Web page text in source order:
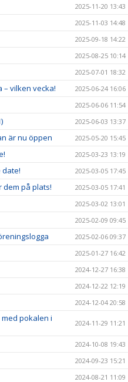
2025-11-20 13:43
2025-11-03 14:48
2025-09-18 14:22
2025-08-25 10:14
2025-07-01 18:32
vilken vecka! 2025-06-24 16:06
2025-06-06 11:54
2025-06-03 13:37
är nu öppen 2025-05-20 15:45
2025-03-23 13:19
date! 2025-03-05 17:45
dem på plats! 2025-03-05 17:41
2025-03-02 13:01
2025-02-09 09:45
2025-02-06 09:37
2025-01-27 16:42
2024-12-27 16:38
2024-12-22 12:19
2024-12-04 20:58
med pokalen i
2024-11-29 11:21
2024-10-08 19:43
2024-09-23 15:21
2024-08-21 11:09